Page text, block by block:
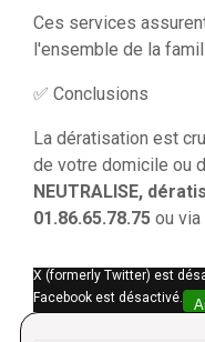
Ces services
l'ensemble de la
✅ Conclusions
La dératisation est
de votre domicile ou
NEUTRALISE,
01.86.65.78.75ou via
X (formerly Twitter) est
Facebook est désactivé.